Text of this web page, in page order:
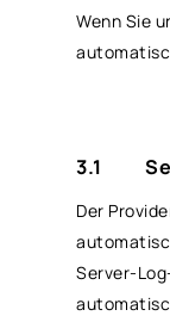
Wenn Sie
3.1
Der
Server-